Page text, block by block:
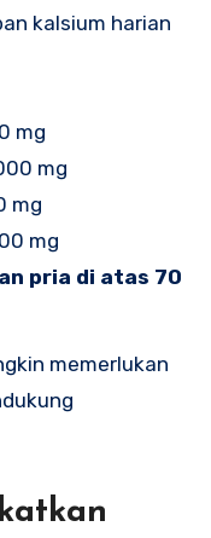
kalsium harian
mg
mg
mg
mg
pria di atas 70
memerlukan